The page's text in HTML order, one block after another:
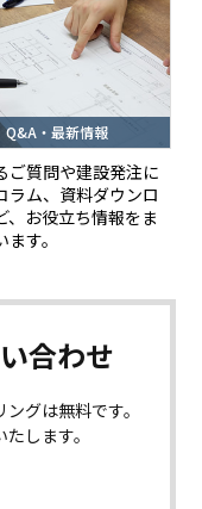
Q&A・最新情報
ご質問や建設発注に
ラム、資料ダウンロ
、お役立ち情報をま
す。
合わせ
グは無料です。
します。